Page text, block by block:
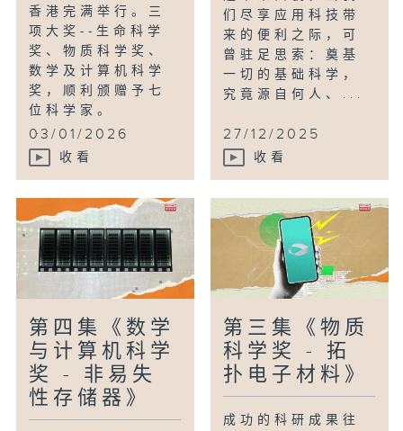
香港完满举行。三
项大奖--生命科学
奖、物质科学奖、
数学及计算机科学
奖，顺利颁赠予七
位科学家。
...
03/01/2026
收看
们尽享应用科技带
来的便利之际，可
曾驻足思索：奠基
一切的基础科学，
究竟源自何人、...
27/12/2025
收看
第四集《数学
与计算机科学
奖 - 非易失
性存储器》
第三集《物质
科学奖 - 拓
扑电子材料》
成功的科研成果往